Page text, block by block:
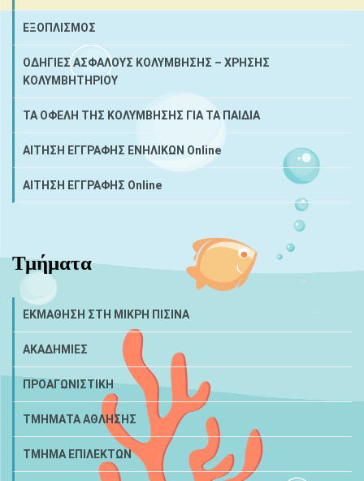
ΕΞΟΠΛΙΣΜΟΣ
ΟΔΗΓΙΕΣ ΑΣΦΑΛΟΥΣ ΚΟΛΥΜΒΗΣΗΣ – ΧΡΗΣΗΣ
ΚΟΛΥΜΒΗΤΗΡΙΟΥ
ΤΑ ΟΦΕΛΗ ΤΗΣ ΚΟΛΥΜΒΗΣΗΣ ΓΙΑ ΤΑ ΠΑΙΔΙΑ
ΑΙΤΗΣΗ ΕΓΓΡΑΦΗΣ ΕΝΗΛΙΚΩΝ Online
ΑΙΤΗΣΗ ΕΓΓΡΑΦΗΣ Online
Τμήματα
ΕΚΜΑΘΗΣΗ ΣΤΗ ΜΙΚΡΗ ΠΙΣΙΝΑ
ΑΚΑΔΗΜΙΕΣ
ΠΡΟΑΓΩΝΙΣΤΙΚΗ
ΤΜΗΜΑΤΑ ΑΘΛΗΣΗΣ
ΤΜΗΜΑ ΕΠΙΛΕΚΤΩΝ